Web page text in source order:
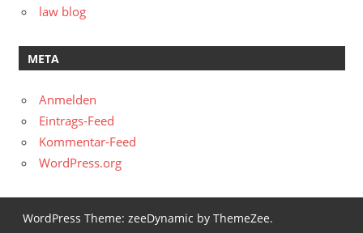
law blog
META
Anmelden
Eintrags-Feed
Kommentar-Feed
WordPress.org
WordPress Theme: zeeDynamic by ThemeZee.